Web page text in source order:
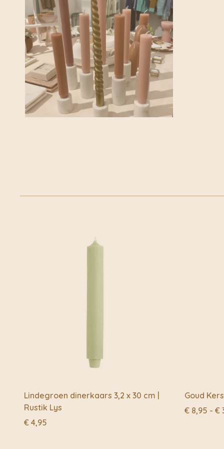
Lindegroen dinerkaars 3,2 x 30 cm |
Rustik Lys
€ 4,95
Goud
€ 8,95 - €